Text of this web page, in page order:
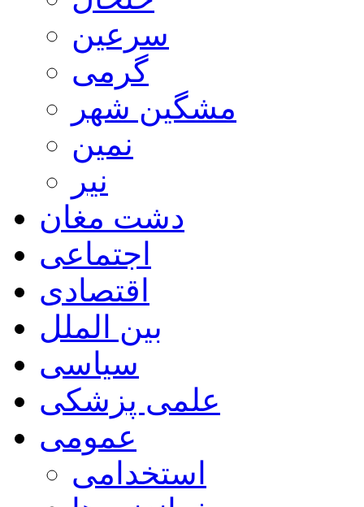
سرعین
گرمی
مشگین شهر
نمین
نیر
دشت مغان
اجتماعی
اقتصادی
بین الملل
سیاسی
علمی پزشکی
عمومی
استخدامی